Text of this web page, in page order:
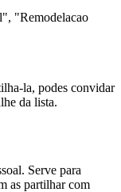
"Remodelacao
la, podes convidar
da lista.
Serve para
as partilhar com